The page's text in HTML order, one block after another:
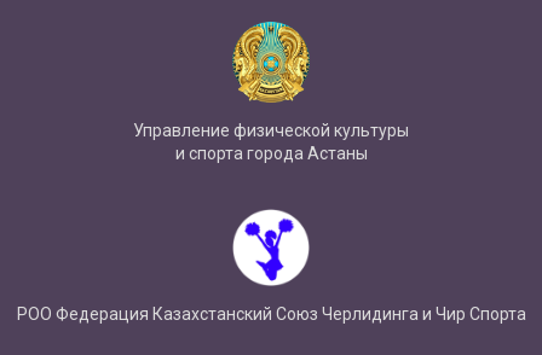
Управление физической культуры
и спорта города Астаны
РОО Федерация Казахстанский Союз Черлидинга и Чир Спорта